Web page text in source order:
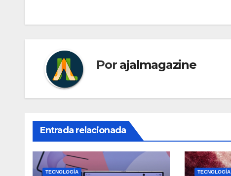
Por ajalmagazine
Entrada relacionada
TECNOLOGÍA TECNOLOGÍA